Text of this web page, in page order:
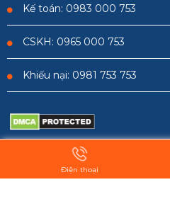
Kế toán: 0983 000 753
CSKH: 0965 000 753
Khiếu nại: 0981 753 753
Copyright © 2023 - Công Ty
reserved.
Điện thoại